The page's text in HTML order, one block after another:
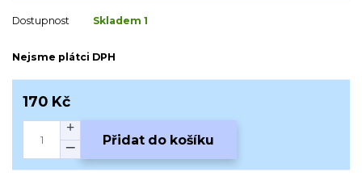
Dostupnost Skladem 1
Nejsme plátci DPH
170 Kč
Přidat do košíku